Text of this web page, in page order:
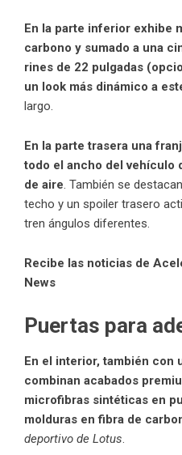
En la parte inferior exhibe
carbono y sumado a una
rines de 22 pulgadas
un look más dinámico a
largo.
En la parte trasera una
todo el ancho del vehículo
de aire . También se
techo y un spoiler trasero
tren ángulos diferentes.
Recibe las noticias de
News
Puertas para
En el interior, también con
combinan acabados
microfibras sintéticas en
molduras en fibra de
deportivo de Lotus